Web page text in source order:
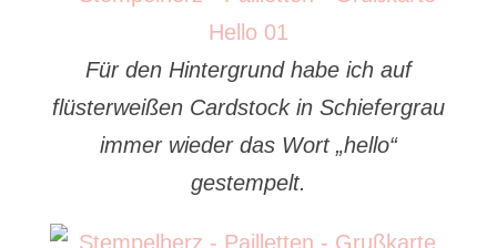
Für den Hintergrund habe ich auf
flüsterweißen Cardstock in Schiefergrau
immer wieder das Wort „hello“
gestempelt.